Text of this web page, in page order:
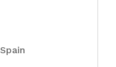
Spain